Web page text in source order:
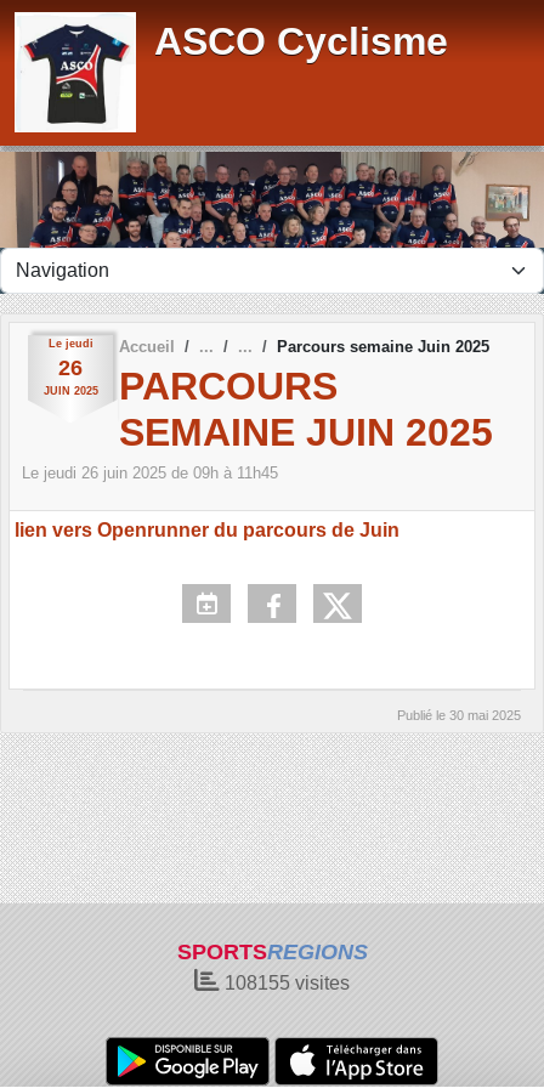
ASCO Cyclisme
Le jeudi
26
JUIN 2025
Accueil Parcours semaine Juin 2025
PARCOURS
SEMAINE JUIN 2025
Le jeudi 26 juin 2025 de 09h à 11h45
lien vers Openrunner du parcours de Juin
Publié le 30 mai 2025
SPORTSREGIONS
108155 visites
Panneau de gestion des cookies